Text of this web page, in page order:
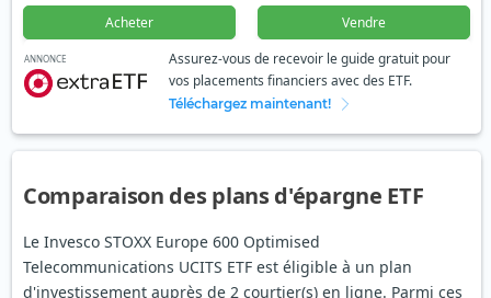
Acheter Vendre
ANNONCE
Assurez-vous de recevoir le guide gratuit pour
vos placements financiers avec des ETF.
Téléchargez maintenant!
Comparaison des plans d'épargne ETF
Le Invesco STOXX Europe 600 Optimised
Telecommunications UCITS ETF est éligible à un plan
d'investissement auprès de 2 courtier(s) en ligne. Parmi ces